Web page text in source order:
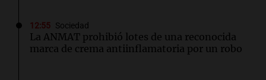
12:55 Sociedad
La ANMAT prohibió lotes de una reconocida
marca de crema antiinflamatoria por un robo